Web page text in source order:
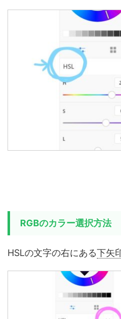
RGBのカラー選択方法
HSLの文字の右にある下矢